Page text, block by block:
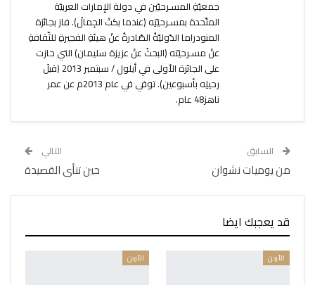
جمعيّةِ المسـرحيّين في دولة الإمارات العربيّة
المتّحدة بمسـرحيّتِه (عندما بكتْ الجِمالُ). فاز بجائزة
المنودراما الدّوليّةُ الصّادرةُ عنْ هيئةِ الفجيرةِ للثّقافةِ
عنْ مسـرحيّته (البحثُ عنْ عزيزة سليمان) التي حازت
على الجائزة الأولى في أيلول / سبتمبر 2013 (قبلَ
رحيلِه بأسبوعين). توفي في عام 2013م عن عمر
ناهز48 عام.
السابق
من يوميات نشوان
التالي
حين تنأى القصيدة
قد يعجبك ايضا
الأردن الأردن